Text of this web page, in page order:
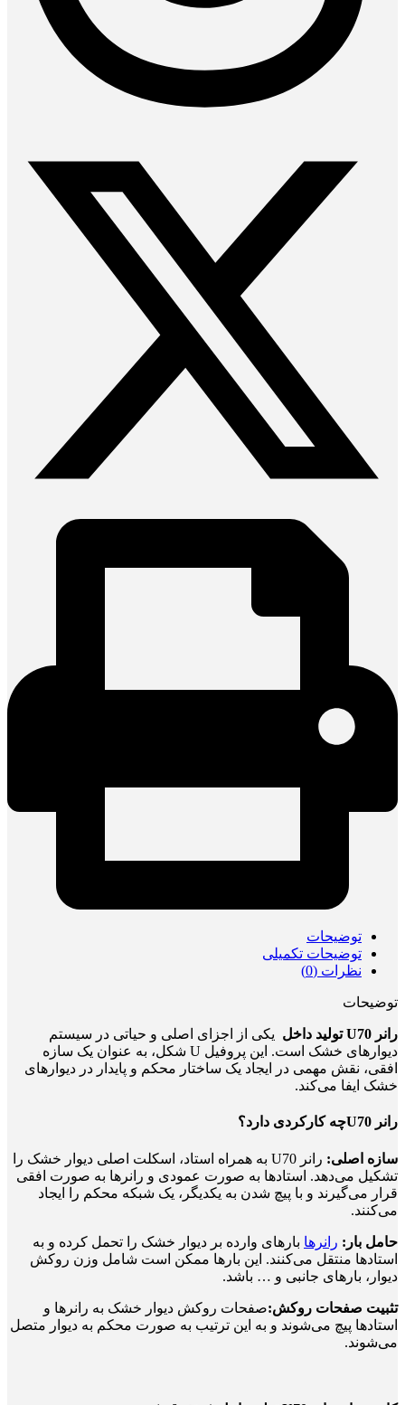
توضیحات
توضیحات تکمیلی
نظرات (0)
توضیحات
رانر
یکی از اجزای اصلی و حیاتی در سیستم
دیوارهای خشک است. این پروفیل U شکل، به عنوان یک سازه
افقی، نقش مهمی در ایجاد یک ساختار محکم و پایدار در دیوارهای
خشک ایفا می‌کند.
رانر U70چه کارکردی دارد؟
سازه اصلی:
رانر U70 به همراه استاد، اسکلت اصلی دیوار خشک را
تشکیل می‌دهد. استادها به صورت عمودی و رانرها به صورت افقی
قرار می‌گیرند و با پیچ شدن به یکدیگر، یک شبکه محکم را ایجاد
می‌کنند.
حامل بار: رانرها بارهای وارده بر دیوار خشک را تحمل کرده و به
استادها منتقل می‌کنند. این بارها ممکن است شامل وزن روکش
دیوار، بارهای جانبی و … باشد.
تثبیت صفحات روکش:صفحات روکش دیوار خشک به رانرها و
استادها پیچ می‌شوند و به این ترتیب به صورت محکم به دیوار متصل
می‌شوند.